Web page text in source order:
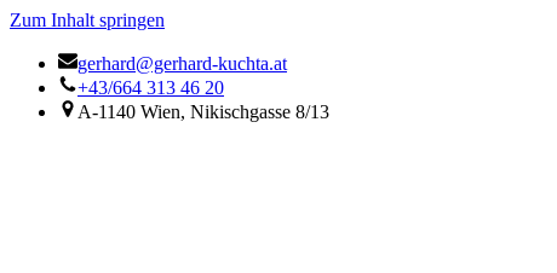
Zum Inhalt springen
gerhard@gerhard-kuchta.at
+43/664 313 46 20
A-1140 Wien, Nikischgasse 8/13